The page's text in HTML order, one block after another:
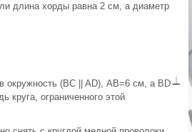
длина хорды равна 2 см, а диаметр
окружность (BC || AD), АВ=6 см, а BD
круга, ограниченного этой